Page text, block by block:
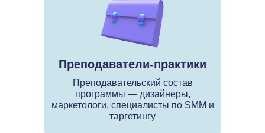
Преподаватели-практики
Преподавательский состав
программы — дизайнеры,
маркетологи, специалисты по SMM и
таргетингу